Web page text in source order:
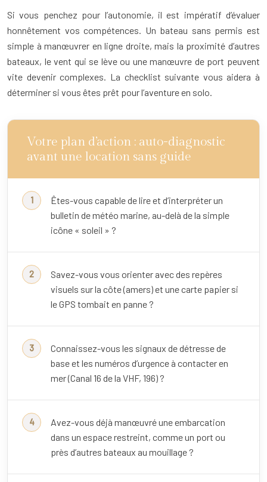
Si vous penchez pour l’autonomie, il est impératif d’évaluer
honnêtement vos compétences. Un bateau sans permis est
simple à manœuvrer en ligne droite, mais la proximité d’autres
bateaux, le vent qui se lève ou une manœuvre de port peuvent
vite devenir complexes. La checklist suivante vous aidera à
déterminer si vous êtes prêt pour l’aventure en solo.
Votre plan d’action : auto-diagnostic
avant une location sans guide
Êtes-vous capable de lire et d’interpréter un
bulletin de météo marine, au-delà de la simple
icône « soleil » ?
Savez-vous vous orienter avec des repères
visuels sur la côte (amers) et une carte papier si
le GPS tombait en panne ?
Connaissez-vous les signaux de détresse de
base et les numéros d’urgence à contacter en
mer (Canal 16 de la VHF, 196) ?
Avez-vous déjà manœuvré une embarcation
dans un espace restreint, comme un port ou
près d’autres bateaux au mouillage ?